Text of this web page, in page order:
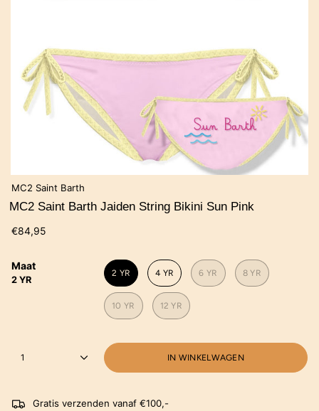
MC2 Saint Barth
MC2 Saint Barth Jaiden String Bikini Sun Pink
€84,95
Maat
2 YR
2 YR 4 YR 6 YR 8 YR
10 YR 12 YR
1 IN WINKELWAGEN
Gratis verzenden vanaf €100,-